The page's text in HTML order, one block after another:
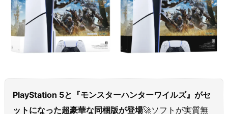
PlayStation 5と『モンスターハンターワイルズ』がセ
ットになった超豪華な同梱版が登場🚀ソフトが実質無